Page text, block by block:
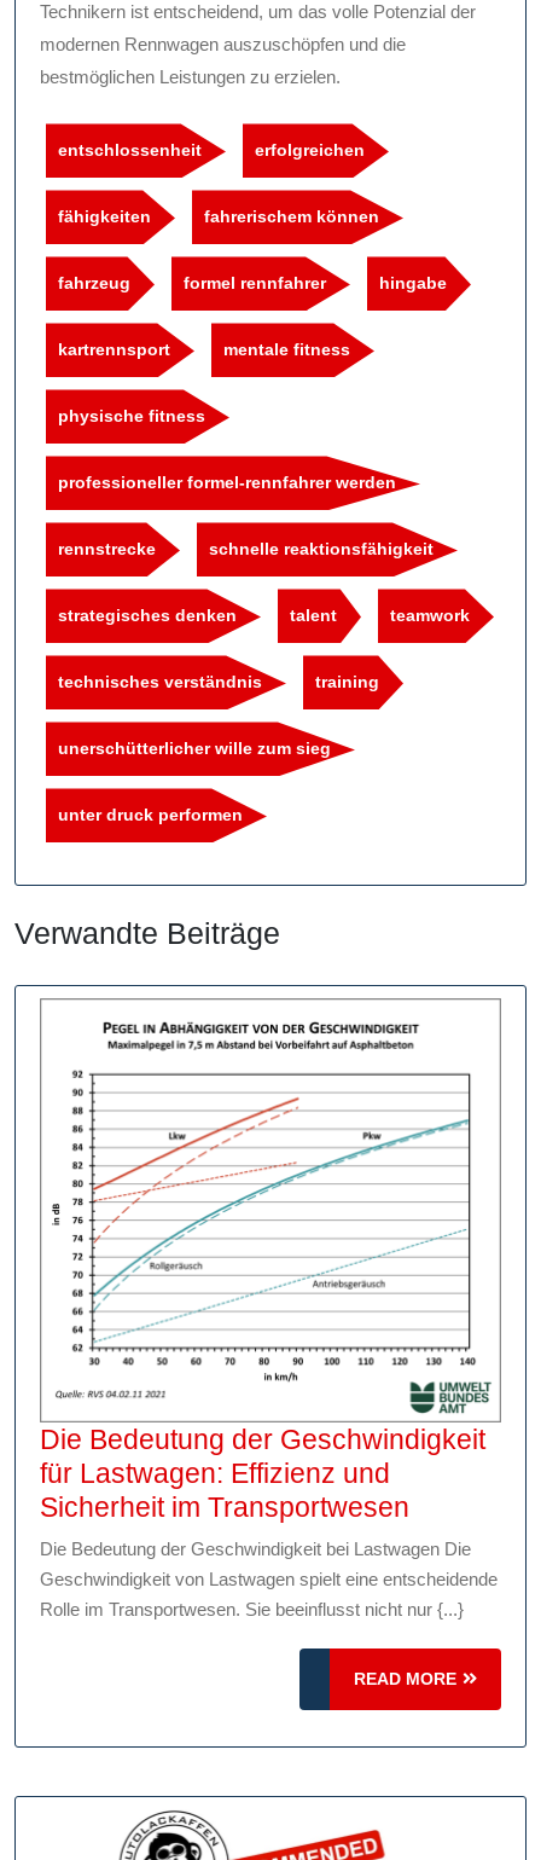
Technikern ist entscheidend, um das volle Potenzial der
modernen Rennwagen auszuschöpfen und die
bestmöglichen Leistungen zu erzielen.
entschlossenheit erfolgreichen
fähigkeiten fahrerischem können
fahrzeug formel rennfahrer hingabe
kartrennsport mentale fitness
physische fitness
professioneller formel-rennfahrer werden
rennstrecke schnelle reaktionsfähigkeit
strategisches denken talent teamwork
technisches verständnis training
unerschütterlicher wille zum sieg
unter druck performen
Verwandte Beiträge
Die Bedeutung der Geschwindigkeit
für Lastwagen: Effizienz und
Sicherheit im Transportwesen
der
für
Effizienz
und
Die Bedeutung der Geschwindigkeit bei Lastwagen Die
Geschwindigkeit von Lastwagen spielt eine entscheidende
Rolle im Transportwesen. Sie beeinflusst nicht nur {...}
READ MORE
READ
MORE